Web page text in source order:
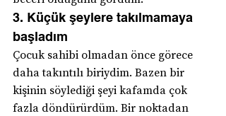
3. Küçük şeylere takılmamaya
başladım
Çocuk sahibi olmadan önce görece
daha takıntılı biriydim. Bazen bir
kişinin söylediği şeyi kafamda çok
fazla döndürürdüm. Bir noktadan